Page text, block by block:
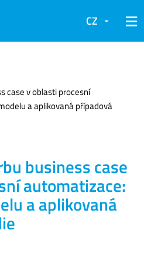
CZ
case v oblasti procesní
a aplikovaná případová
business case
automatizace:
a aplikovaná